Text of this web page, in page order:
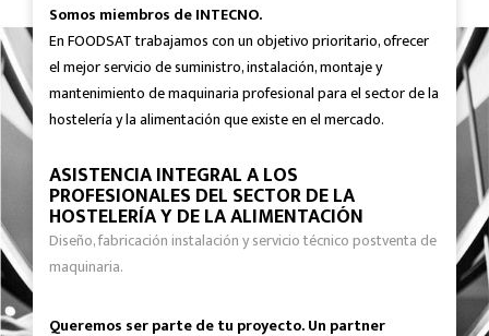
Somos miembros de INTECNO.
En FOODSAT trabajamos con un objetivo prioritario, ofrecer
el mejor servicio de suministro, instalación, montaje y
mantenimiento de maquinaria profesional para el sector de la
hostelería y la alimentación que existe en el mercado.
ASISTENCIA INTEGRAL A LOS
PROFESIONALES DEL SECTOR DE LA
HOSTELERÍA Y DE LA ALIMENTACIÓN
Diseño, fabricación instalación y servicio técnico postventa de
maquinaria.
Queremos ser parte de tu proyecto. Un partner